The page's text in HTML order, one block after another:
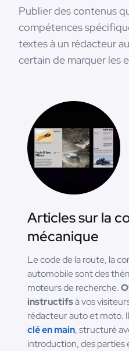
Publier des contenus
compétences
textes à un rédacteur
certain de marquer les
Articles sur la
mécanique
Le code de la route, la
automobile sont des
moteurs de recherche.
instructifsà vos
rédacteur auto et moto.
clé en main, structuré
introduction, des parties